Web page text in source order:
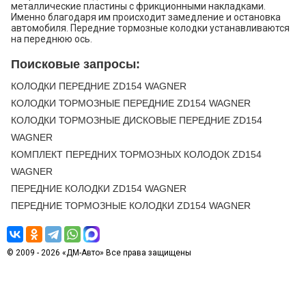
43 CHEVROLET S10 BLAZER 1983 L4 1.9L
44 CHEVROLET
45 CHEVROLET S10 BLAZER
46 ISUZU HOMBRE 1998
48 ISUZU
49 ISUZU HOMBRE 1997 V6 4.3L
металлические пластины с фрикционными накладками.
Именно благодаря им происходит замедление и остановка
автомобиля. Передние тормозные колодки устанавливаются
на переднюю ось.
Поисковые запросы:
КОЛОДКИ ПЕРЕДНИЕ ZD154 WAGNER
КОЛОДКИ ТОРМОЗНЫЕ ПЕРЕДНИЕ ZD154 WAGNER
КОЛОДКИ ТОРМОЗНЫЕ ДИСКОВЫЕ ПЕРЕДНИЕ ZD154
WAGNER
КОМПЛЕКТ ПЕРЕДНИХ ТОРМОЗНЫХ КОЛОДОК ZD154
WAGNER
ПЕРЕДНИЕ КОЛОДКИ ZD154 WAGNER
ПЕРЕДНИЕ ТОРМОЗНЫЕ КОЛОДКИ ZD154 WAGNER
© 2009 - 2026 «ДМ-Авто» Все права защищены